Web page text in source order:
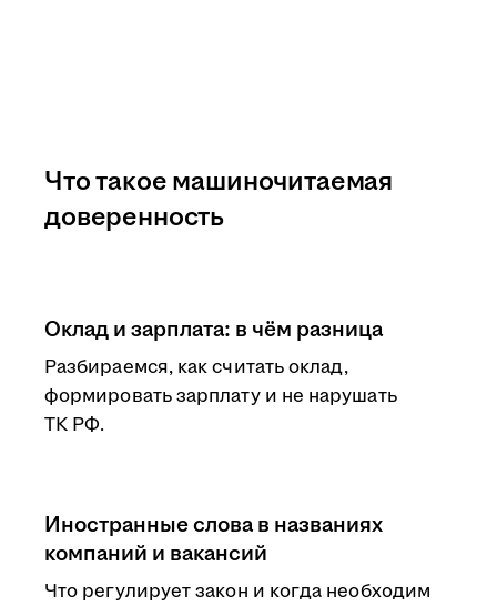
Оклад и зарплата: в чём разница
Разбираемся, как считать оклад,
формировать зарплату и не нарушать
ТК РФ.
Иностранные слова в названиях
компаний и вакансий
Что регулирует закон и когда необходим
Что такое машиночитаемая
доверенность